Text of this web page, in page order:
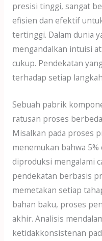
presisi tinggi, sangat
efisien dan efektif
tertinggi. Dalam dunia
mengandalkan intuisi
cukup. Pendekatan
terhadap setiap
Sebuah pabrik
ratusan proses
Misalkan pada proses
menemukan bahwa
diproduksi mengalami
pendekatan berbasis
memetakan setiap
bahan baku, proses
akhir. Analisis
ketidakkonsistenan